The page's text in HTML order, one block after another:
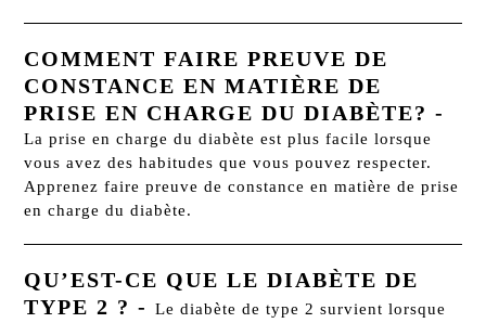
COMMENT FAIRE PREUVE DE
CONSTANCE EN MATIÈRE DE
PRISE EN CHARGE DU DIABÈTE? -
La prise en charge du diabète est plus facile lorsque
vous avez des habitudes que vous pouvez respecter.
Apprenez faire preuve de constance en matière de prise
en charge du diabète.
QU’EST-CE QUE LE DIABÈTE DE
TYPE 2 ? -Le diabète de type 2 survient lorsque